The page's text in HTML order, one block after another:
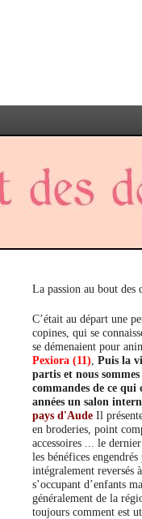
La passion au bout des
C’était au départ une
copines, qui se
se démenaient pour
Pexiora (11) Puis la
partis et nous
commandes de ce qui
années un salon
pays d'Aude Il
en broderies, point
accessoires ... le
les bénéfices
intégralement reversés
s’occupant d’enfants
généralement de la
toujours comment est